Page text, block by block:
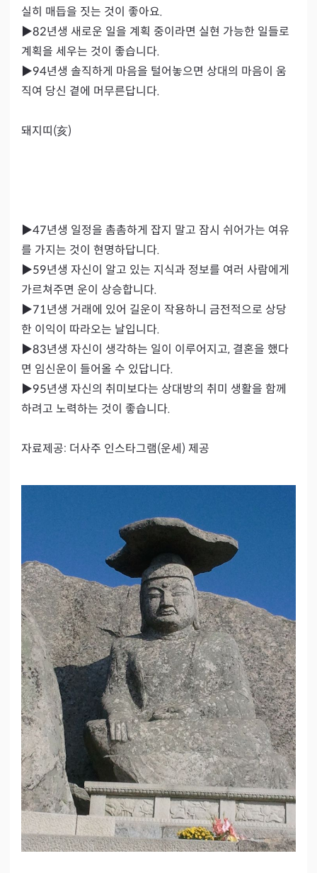
실히 매듭을 짓는 것이 좋아요.
▶82년생 새로운 일을 계획 중이라면 실현 가능한 일들로
계획을 세우는 것이 좋습니다.
▶94년생 솔직하게 마음을 털어놓으면 상대의 마음이 움
직여 당신 곁에 머무른답니다.
돼지띠(亥)
▶47년생 일정을 촘촘하게 잡지 말고 잠시 쉬어가는 여유
를 가지는 것이 현명하답니다.
▶59년생 자신이 알고 있는 지식과 정보를 여러 사람에게
가르쳐주면 운이 상승합니다.
▶71년생 거래에 있어 길운이 작용하니 금전적으로 상당
한 이익이 따라오는 날입니다.
▶83년생 자신이 생각하는 일이 이루어지고, 결혼을 했다
면 임신운이 들어올 수 있답니다.
▶95년생 자신의 취미보다는 상대방의 취미 생활을 함께
하려고 노력하는 것이 좋습니다.
자료제공: 더사주 인스타그램(운세) 제공